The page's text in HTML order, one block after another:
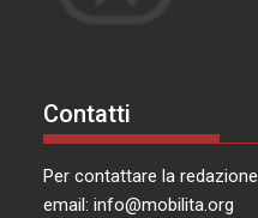
Contatti
Per contattare la redazione
email:info@mobilita.org